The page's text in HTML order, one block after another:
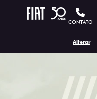
CONTATO
Alterar